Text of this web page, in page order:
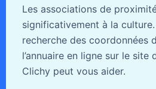
Les associations de
significativement à la
recherche des coordonnées
l’annuaire en ligne sur le site
Clichy peut vous aider.